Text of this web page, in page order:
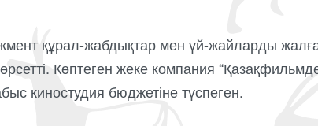
құрал-жабдықтар мен үй-жайларды
Көптеген жеке компания
киностудия бюджетіне түспеген.